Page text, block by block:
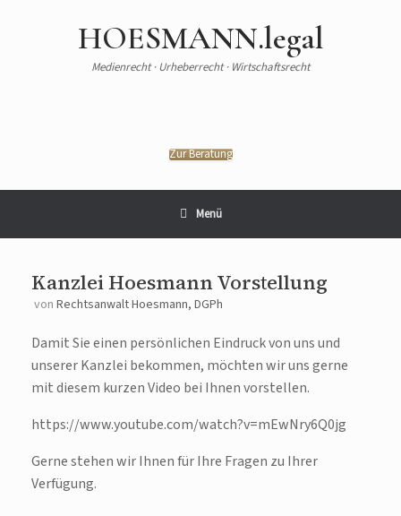
HOESMANN.legal
Medienrecht · Urheberrecht · Wirtschaftsrecht
Zur Beratung
Menü
Kanzlei Hoesmann Vorstellung
von Rechtsanwalt Hoesmann, DGPh
Damit Sie einen persönlichen Eindruck von uns und
unserer Kanzlei bekommen, möchten wir uns gerne
mit diesem kurzen Video bei Ihnen vorstellen.
https://www.youtube.com/watch?v=mEwNry6Q0jg
Gerne stehen wir Ihnen für Ihre Fragen zu Ihrer
Verfügung.